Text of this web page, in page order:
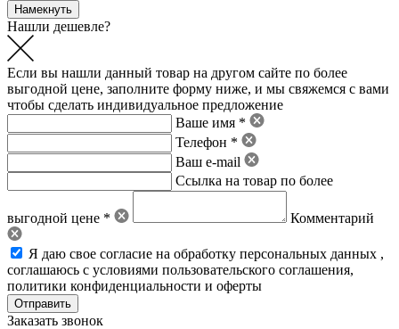
Нашли дешевле?
Если вы нашли данный товар на другом сайте по более
выгодной цене, заполните форму ниже, и мы свяжемся с вами
чтобы сделать индивидуальное предложение
Ваше имя *
Телефон *
Ваш e-mail
Ссылка на товар по более
выгодной цене * Комментарий
Я даю свое согласие на обработку персональных данных ,
соглашаюсь с условиями пользовательского соглашения,
политики конфиденциальности и оферты
Заказать звонок